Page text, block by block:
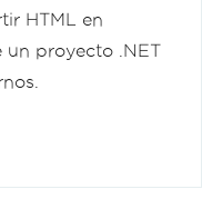
HTML en
un proyecto .NET